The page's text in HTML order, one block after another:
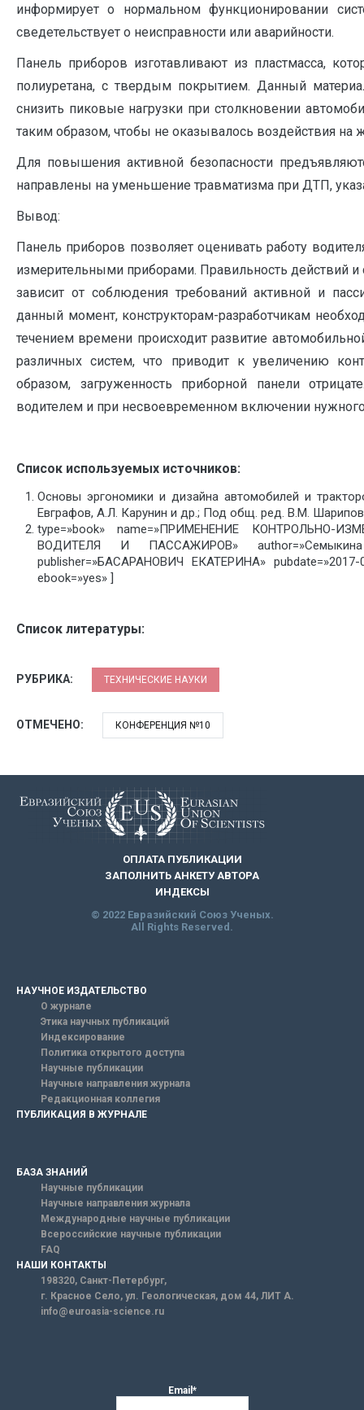
информирует о нормальном функционировании
сведетельствует о неисправности или аварийности.
Панель приборов изготавливают из пластмасса,
полиуретана, с твердым покрытием. Данный
снизить пиковые нагрузки при столкновении
таким образом, чтобы не оказывалось воздействия на
Для повышения активной безопасности
направлены на уменьшение травматизма при ДТП,
Вывод:
Панель приборов позволяет оценивать работу
измерительными приборами. Правильность действий
зависит от соблюдения требований активной и
данный момент, конструкторам-разработчикам
течением времени происходит развитие
различных систем, что приводит к увеличению
образом, загруженность приборной панели
водителем и при несвоевременном включении
Список используемых источников:
Основы эргономики и дизайна автомобилей и
Евграфов, А.Л. Карунин и др.; Под общ. ред. В.М.
type=»book» name=»ПРИМЕНЕНИЕ
ВОДИТЕЛЯ И ПАССАЖИРОВ» author=»Семыкина
publisher=»БАСАРАНОВИЧ ЕКАТЕРИНА»
ebook=»yes» ]
Список литературы:
РУБРИКА: ТЕХНИЧЕСКИЕ НАУКИ
ОТМЕЧЕНО: КОНФЕРЕНЦИЯ №10
ОПЛАТА ПУБЛИКАЦИИ
ЗАПОЛНИТЬ АНКЕТУ АВТОРА
ИНДЕКСЫ
© 2022 Евразийский Союз Ученых.
All Rights Reserved.
НАУЧНОЕ ИЗДАТЕЛЬСТВО
О журнале
Этика научных публикаций
Индексирование
Политика открытого доступа
Научные публикации
Научные направления журнала
Редакционная коллегия
ПУБЛИКАЦИЯ В ЖУРНАЛЕ
БАЗА ЗНАНИЙ
Научные публикации
Научные направления журнала
Международные научные публикации
Всероссийские научные публикации
FAQ
НАШИ КОНТАКТЫ
198320, Санкт-Петербург,
г. Красное Село, ул. Геологическая, дом 44, ЛИТ А.
info@euroasia-science.ru
Email*